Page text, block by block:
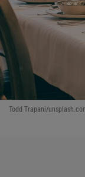
Todd Trapani/